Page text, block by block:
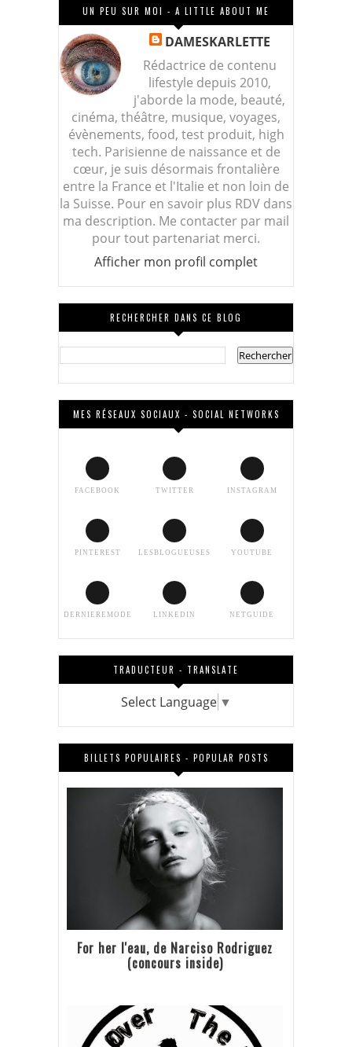
UN PEU SUR MOI - A LITTLE ABOUT ME
DAMESKARLETTE
Rédactrice de contenu
lifestyle depuis 2010,
j'aborde la mode, beauté,
cinéma, théâtre, musique, voyages,
évènements, food, test produit, high
tech. Parisienne de naissance et de
cœur, je suis désormais frontalière
entre la France et l'Italie et non loin de
la Suisse. Pour en savoir plus RDV dans
ma description. Me contacter par mail
pour tout partenariat merci.
Afficher mon profil complet
RECHERCHER DANS CE BLOG
MES RÉSEAUX SOCIAUX - SOCIAL NETWORKS
FACEBOOK TWITTER INSTAGRAM
PINTEREST LESBLOGUEUSES YOUTUBE
DERNIEREMODE LINKEDIN NETGUIDE
TRADUCTEUR - TRANSLATE
Select Language ▼
BILLETS POPULAIRES - POPULAR POSTS
For her l'eau, de Narciso Rodriguez
(concours inside)